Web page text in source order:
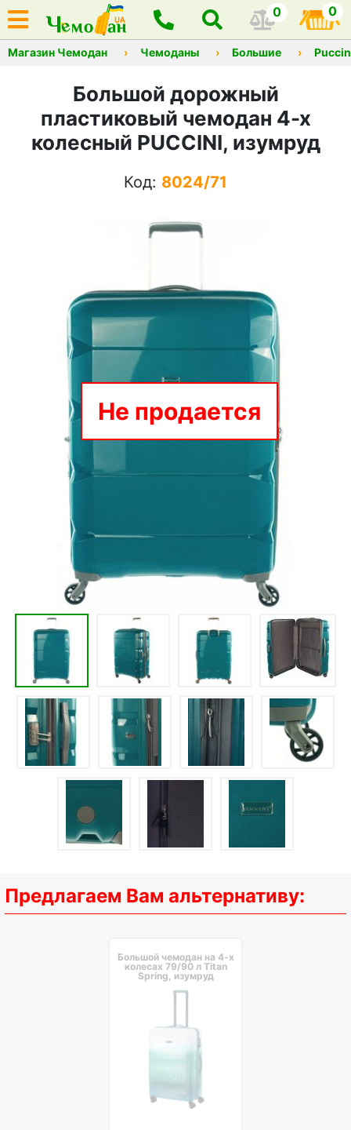
0 0
Магазин Чемодан Чемоданы Большие
Большой дорожный
пластиковый чемодан 4-х
колесный PUCCINI, изумруд
Код: 8024/71
Не продается
Предлагаем Вам альтернативу:
Большой чемодан на 4-х
колесах 79/90 л Titan
Spring, изумруд